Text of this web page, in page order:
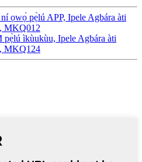
ọwọ́ pẹ̀lú APP, Ipele Agbára àti
MKQ012
ìkùukùu, Ipele Agbára àti
MKQ124